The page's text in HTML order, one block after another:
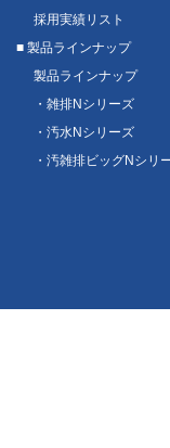
採用実績リスト
■ 製品ラインナップ
製品ラインナップ
・雑排Nシリーズ
・汚水Nシリーズ
・汚雑排ビッグNシリ